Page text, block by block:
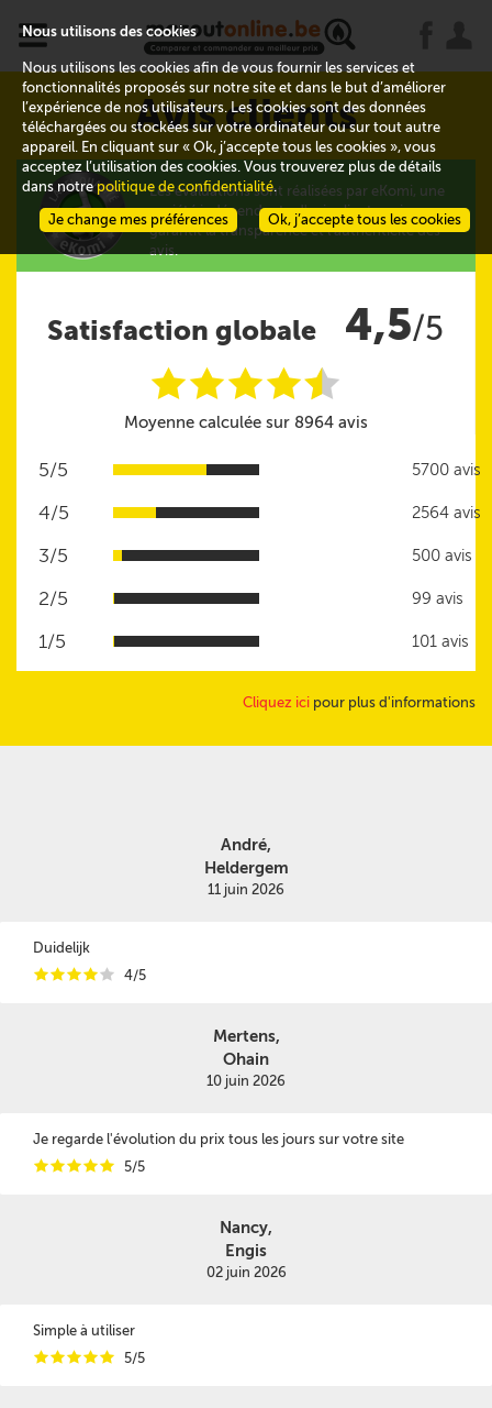
x
Avis clients
Les évaluations sont réalisées par eKomi, une
société indépendante d'avis clients qui
garantit la transparence et l'authenticité des
avis.
Satisfaction globale 4,5/5
iiiii
@
Moyenne calculée sur 8964 avis
5/5 5700 avis
4/5 2564 avis
3/5 500 avis
2/5 99 avis
1/5 101 avis
Cliquez ici pour plus d'informations
André,
Heldergem
11 juin 2026
Duidelijk
iiiii 4/5
Mertens,
Ohain
10 juin 2026
Je regarde l'évolution du prix tous les jours sur votre site
iiiii 5/5
Nancy,
Engis
02 juin 2026
Simple à utiliser
iiiii 5/5
Nous utilisons des cookies
Nous utilisons les cookies afin de vous fournir les services et
fonctionnalités proposés sur notre site et dans le but d’améliorer
l’expérience de nos utilisateurs. Les cookies sont des données
téléchargées ou stockées sur votre ordinateur ou sur tout autre
appareil. En cliquant sur « Ok, j’accepte tous les cookies », vous
acceptez l’utilisation des cookies. Vous trouverez plus de détails
dans notrepolitique de confidentialité.
Ok, j’accepte tous les cookies
Je change mes préférences